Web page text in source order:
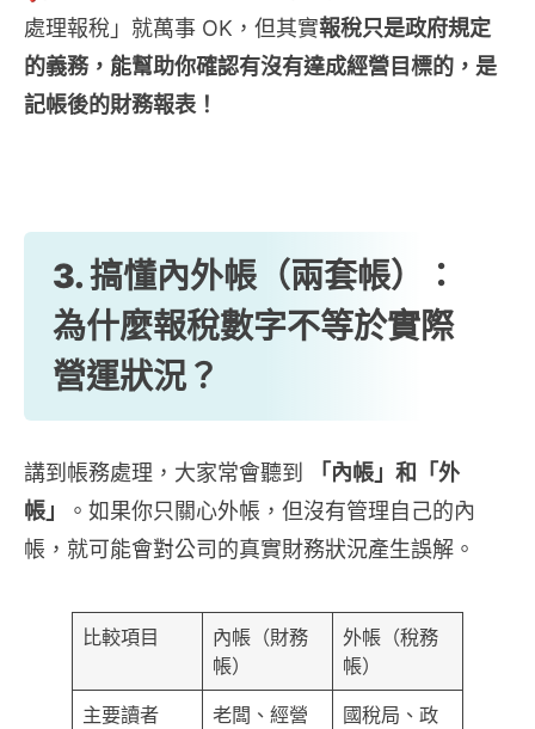
處理報稅」就萬事 OK，但其實報稅只是政府規定
的義務，能幫助你確認有沒有達成經營目標的，是
記帳後的財務報表！
3. 搞懂內外帳（兩套帳）：
為什麼報稅數字不等於實際
營運狀況？
講到帳務處理，大家常會聽到
「內帳」和「外
帳」
。如果你只關心外帳，但沒有管理自己的內
帳，就可能會對公司的真實財務狀況產生誤解。
比較項目
內帳（財務
帳）
外帳（稅務
帳）
主要讀者
老闆、經營
國稅局、政